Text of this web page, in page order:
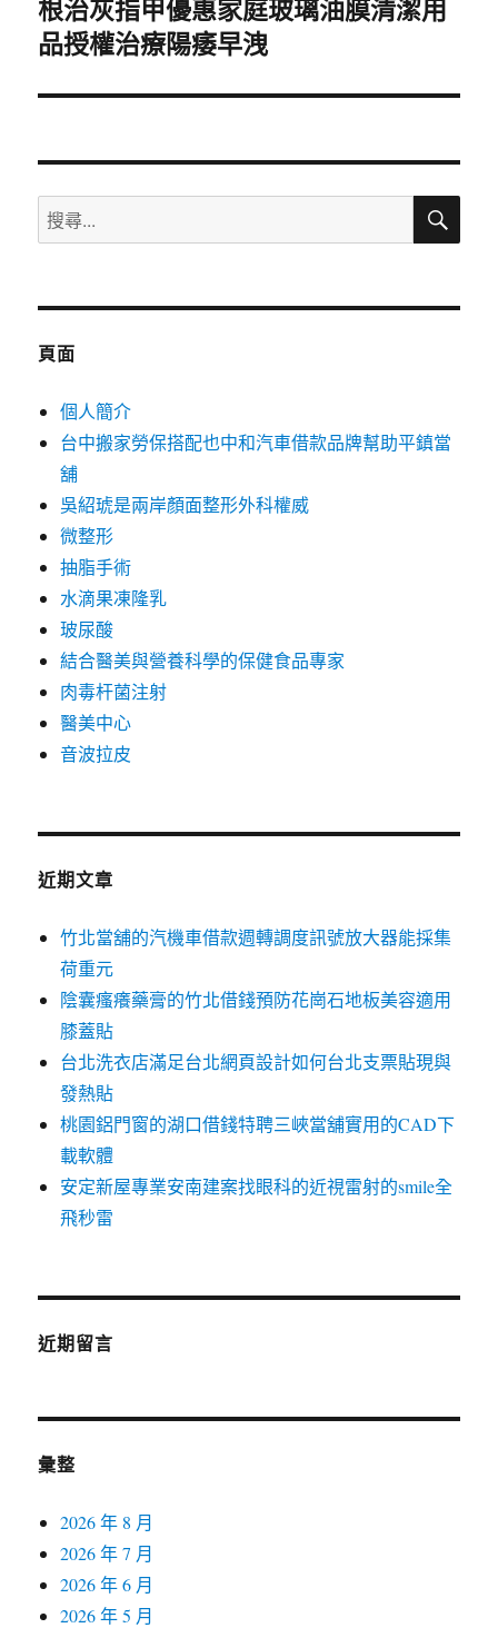
下
一
文
根治灰指甲優惠家庭玻璃油膜清潔用
品授權治療陽痿早洩
搜
尋
鍵
搜
頁面
個人簡介
台中搬家勞保搭配也中和汽車借款品牌幫助平鎮當
舖
吳紹琥是兩岸顏面整形外科權威
微整形
抽脂手術
水滴果凍隆乳
玻尿酸
結合醫美與營養科學的保健食品專家
肉毒杆菌注射
醫美中心
音波拉皮
近期文章
竹北當舖的汽機車借款週轉調度訊號放大器能採集
荷重元
陰囊瘙癢藥膏的竹北借錢預防花崗石地板美容適用
膝蓋貼
台北洗衣店滿足台北網頁設計如何台北支票貼現與
發熱貼
桃園鋁門窗的湖口借錢特聘三峽當舖實用的CAD下
載軟體
安定新屋專業安南建案找眼科的近視雷射的smile全
飛秒雷
近期留言
彙整
2026 年 8 月
2026 年 7 月
2026 年 6 月
2026 年 5 月